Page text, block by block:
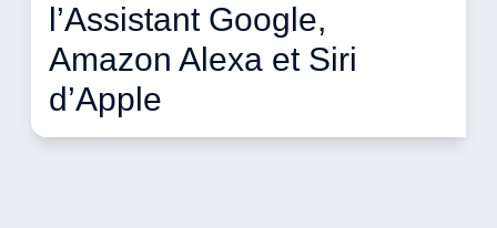
l’Assistant Google,
Amazon Alexa et Siri
d’Apple